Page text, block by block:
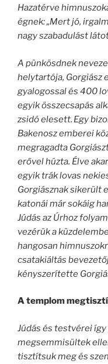
Hazatérve
égnek: „Mert jó,
nagy szabadulást
A pünkösdnek
helytartója, Gorgiász
gyalogossal és 400
egyik összecsapás
zsidó elesett. Egy
Bakenosz emberei
megragadta
erővel húzta. Élve
egyik trák lovas
Gorgiásznak sikerült
katonái már sokáig
Júdás az Úrhoz
vezérük a
hangosan
csatakiáltás
kényszerítette
A templom
Júdás és testvérei így
megsemmisültek
tisztítsuk meg és